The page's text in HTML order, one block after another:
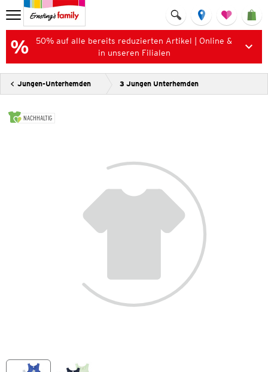
50% auf alle bereits reduzierten Artikel | Online &
in unseren Filialen
Jungen-Unterhemden 3 Jungen Unterhemden
NACHHALTIG